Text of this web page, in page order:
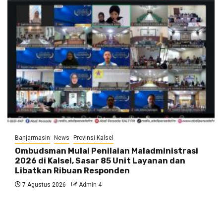
Banjarmasin News Provinsi Kalsel
Ombudsman Mulai Penilaian Maladministrasi
2026 di Kalsel, Sasar 85 Unit Layanan dan
Libatkan Ribuan Responden
7 Agustus 2026 Admin 4